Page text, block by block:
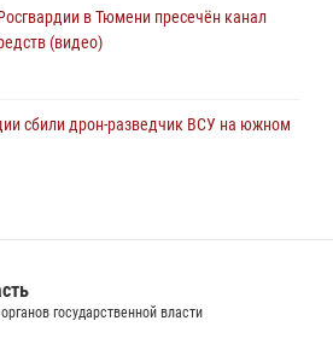
в Тюмени пресечён канал
(видео)
сбили дрон-разведчик ВСУ на южном
государственной власти